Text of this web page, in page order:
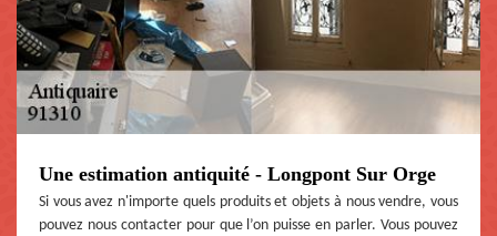
Une estimation antiquité - Longpont Sur Orge
Si vous avez n'importe quels produits et objets à nous vendre, vous
pouvez nous contacter pour que l’on puisse en parler. Vous pouvez